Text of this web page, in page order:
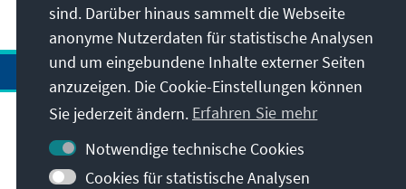
Besuchen Sie auch
sind. Darüber hinaus sammelt die Webseite
anonyme Nutzerdaten für statistische Analysen
und um eingebundene Inhalte externer Seiten
anzuzeigen. Die Cookie-Einstellungen können
Sie jederzeit ändern. Erfahren Sie mehr
Notwendige technische Cookies
Cookies für statistische Analysen